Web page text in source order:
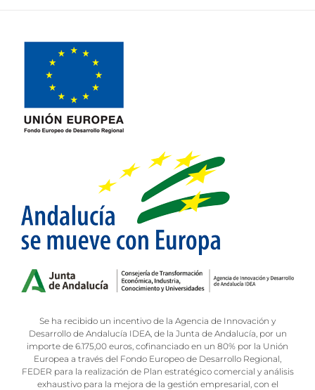
Se ha recibido un incentivo de la Agencia de Innovación y
Desarrollo de Andalucía IDEA, de la Junta de Andalucía, por un
importe de 6.175,00 euros, cofinanciado en un 80% por la Unión
Europea a través del Fondo Europeo de Desarrollo Regional,
FEDER para la realización de Plan estratégico comercial y análisis
exhaustivo para la mejora de la gestión empresarial, con el